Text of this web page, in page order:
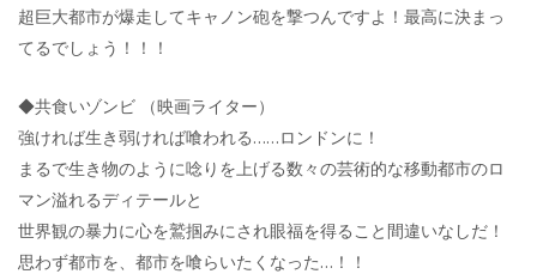
超巨大都市が爆走してキャノン砲を撃つんですよ！最高に決まっ
てるでしょう！！！
◆共食いゾンビ （映画ライター）
強ければ生き弱ければ喰われる……ロンドンに！
まるで生き物のように唸りを上げる数々の芸術的な移動都市のロ
マン溢れるディテールと
世界観の暴力に心を鷲掴みにされ眼福を得ること間違いなしだ！
思わず都市を、都市を喰らいたくなった…！！